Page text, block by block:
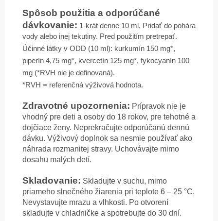
Spôsob použitia a odporúčané
dávkovanie: 1-krát denne 10 ml. Pridať do pohára
vody alebo inej tekutiny. Pred použitím pretrepať.
Účinné látky v ODD (10 ml): kurkumín 150 mg*,
piperín 4,75 mg*, kvercetín 125 mg*, fykocyanín 100
mg (*RVH nie je definovaná).
*RVH = referenčná výživová hodnota.
Zdravotné upozornenia: Prípravok nie je
vhodný pre deti a osoby do 18 rokov, pre tehotné a
dojčiace ženy. Neprekračujte odporúčanú dennú
dávku. Výživový doplnok sa nesmie používať ako
náhrada rozmanitej stravy. Uchovávajte mimo
dosahu malých detí.
Skladovanie: Skladujte v suchu, mimo
priameho slnečného žiarenia pri teplote 6 – 25 °C.
Nevystavujte mrazu a vlhkosti. Po otvorení
skladujte v chladničke a spotrebujte do 30 dní.